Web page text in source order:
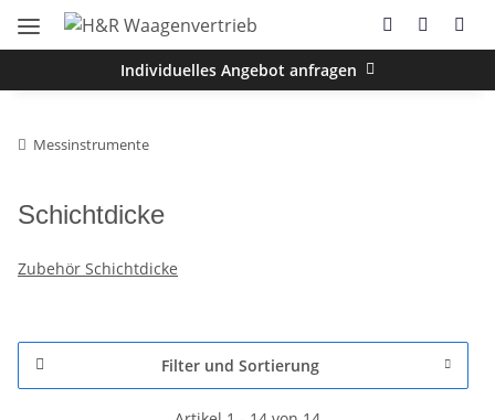
Individuelles Angebot anfragen
Messinstrumente
Schichtdicke
Zubehör Schichtdicke
Filter und Sortierung